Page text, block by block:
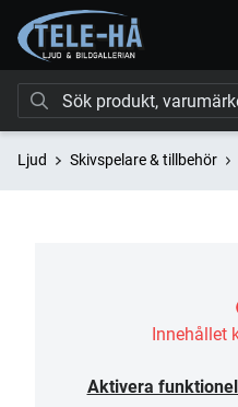
Ljud Skivspelare & tillbehör
Innehållet
Aktivera